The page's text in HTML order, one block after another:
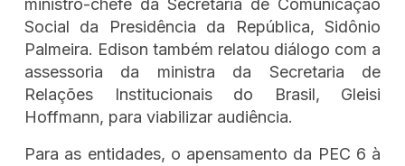
ministro-chefe da Secretaria de Comunicação
Social da Presidência da República, Sidônio
Palmeira. Edison também relatou diálogo com a
assessoria da ministra da Secretaria de
Relações Institucionais do Brasil, Gleisi
Hoffmann, para viabilizar audiência.
Para as entidades, o apensamento da PEC 6 à